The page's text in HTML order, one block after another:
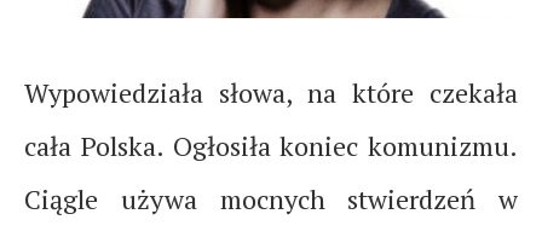
Wypowiedziała słowa, na które czekała
cała Polska. Ogłosiła koniec komunizmu.
Ciągle używa mocnych stwierdzeń w